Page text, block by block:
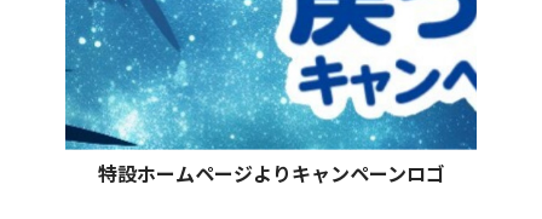
特設ホームページよりキャンペーンロゴ